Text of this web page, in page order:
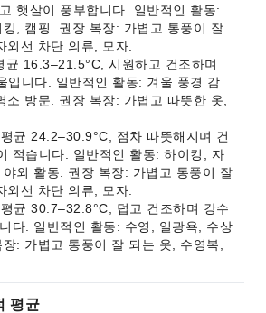
햇살이 풍부합니다. 일반적인 활동:
, 캠핑. 권장 복장: 가볍고 통풍이 잘
외선 차단 의류, 모자.
균 16.3–21.5°C, 시원하고 건조하며
입니다. 일반적인 활동: 겨울 풍경 감
소 방문. 권장 복장: 가볍고 따뜻한 옷,
균 24.2–30.9°C, 점차 따뜻해지며 건
적습니다. 일반적인 활동: 하이킹, 자
외 활동. 권장 복장: 가볍고 통풍이 잘
외선 차단 의류, 모자.
균 30.7–32.8°C, 덥고 건조하며 강수
다. 일반적인 활동: 수영, 일광욕, 수상
: 가볍고 통풍이 잘 되는 옷, 수영복,
평균